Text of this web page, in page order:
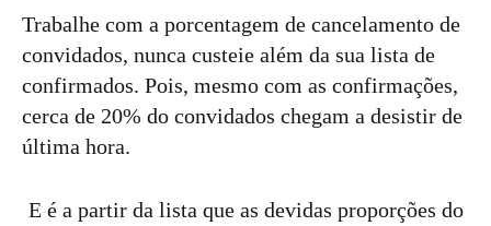
Trabalhe com a porcentagem de cancelamento de
convidados, nunca custeie além da sua lista de
confirmados. Pois, mesmo com as confirmações,
cerca de 20% do convidados chegam a desistir de
última hora.
E é a partir da lista que as devidas proporções do